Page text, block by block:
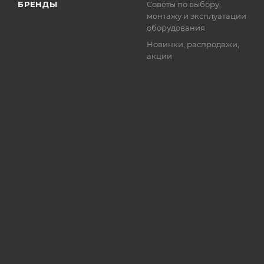
БРЕНДЫ
Советы по выбору,
монтажу и эксплуатации
оборудования
Новинки, распродажи,
акции